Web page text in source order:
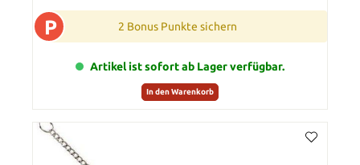
P 2 Bonus Punkte sichern
Artikel ist sofort ab Lager verfügbar.
In den Warenkorb